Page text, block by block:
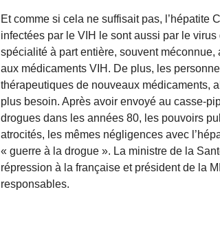
Et comme si cela ne suffisait pas, l’hépatite
infectées par le VIH le sont aussi par le
spécialité à part entière, souvent
aux médicaments VIH. De plus, les
thérapeutiques de nouveaux médicaments,
plus besoin. Après avoir envoyé au casse-
drogues dans les années 80, les pouvoirs
atrocités, les mêmes négligences avec
« guerre à la drogue ». La ministre de la
répression à la française et président de la
responsables.